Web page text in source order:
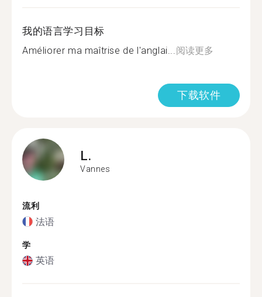
我的语言学习目标
Améliorer ma maîtrise de l'anglai...阅读更多
下载软件
L.
Vannes
流利
法语
学
英语